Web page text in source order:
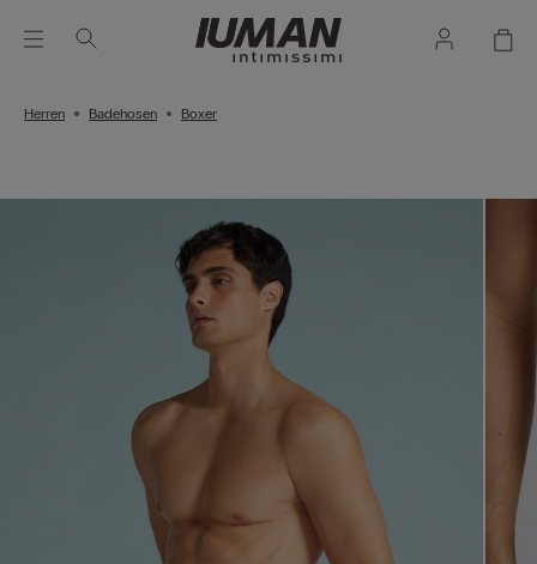
Herren Badehosen Boxer